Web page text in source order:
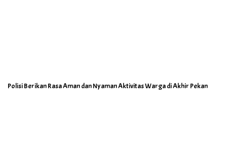
Polisi Berikan Rasa Aman dan Nyaman Aktivitas Warga di Akhir Pekan